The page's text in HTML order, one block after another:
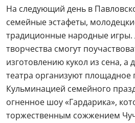
На следующий день в
семейные эстафеты,
традиционные народные
творчества смогут
изготовлению кукол из сена, а
театра организуют площадное
Кульминацией семейного
огненное шоу «Гардарика»,
торжественным сожжением